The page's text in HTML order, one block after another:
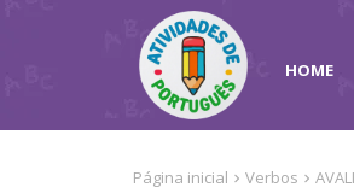
HOME
Página inicial Verbos